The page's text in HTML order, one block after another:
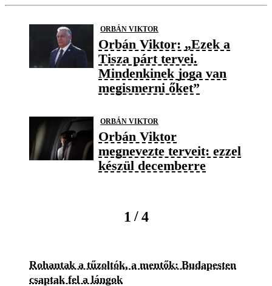
ORBÁN VIKTOR
Orbán Viktor: „Ezek a
Tisza párt tervei.
Mindenkinek joga van
megismerni őket”
ORBÁN VIKTOR
Orbán Viktor
megnevezte terveit: ezzel
készül decemberre
1 / 4
Rohantak a tűzoltók, a mentők: Budapesten
csaptak fel a lángok